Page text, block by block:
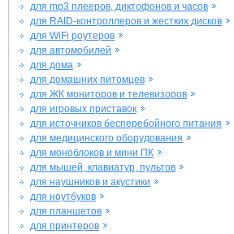
для mp3 плееров, диктофонов и часов
для RAID-контроллеров и жестких дисков
для WiFi роутеров
для автомобилей
для дома
для домашних питомцев
для ЖК мониторов и телевизоров
для игровых приставок
для источников бесперебойного питания
для медицинского оборудования
для моноблоков и мини ПК
для мышей, клавиатур, пультов
для наушников и акустики
для ноутбуков
для планшетов
для принтеров